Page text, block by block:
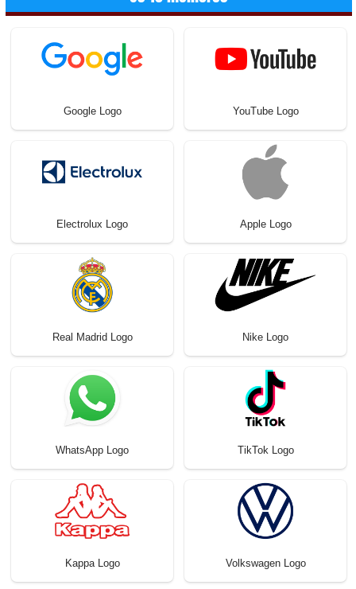
Google Logo YouTube Logo
Electrolux Logo Apple Logo
Real Madrid Logo Nike Logo
WhatsApp Logo TikTok Logo
Kappa Logo Volkswagen Logo